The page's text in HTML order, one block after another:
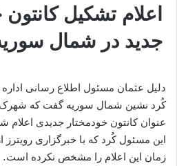
اعلام تشکیل
جدید در شمال
دلیل عثمان مسئول اطلاع رسانی
کُرد نشین شمال سوریه گفت که شهرک
عنوان کانتون خودمختار جدیدی
این مسئول کُرد که با خبرگزاری
زمان این اعلام را مشخص نکرده است.